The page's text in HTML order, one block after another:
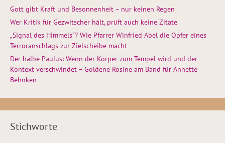
Gott gibt Kraft und Besonnenheit – nur keinen Regen
Wer Kritik für Gezwitscher hält, prüft auch keine Zitate
„Signal des Himmels“? Wie Pfarrer Winfried Abel die Opfer eines
Terroranschlags zur Zielscheibe macht
Der halbe Paulus: Wenn der Körper zum Tempel wird und der
Kontext verschwindet – Goldene Rosine am Band für Annette
Behnken
Stichworte